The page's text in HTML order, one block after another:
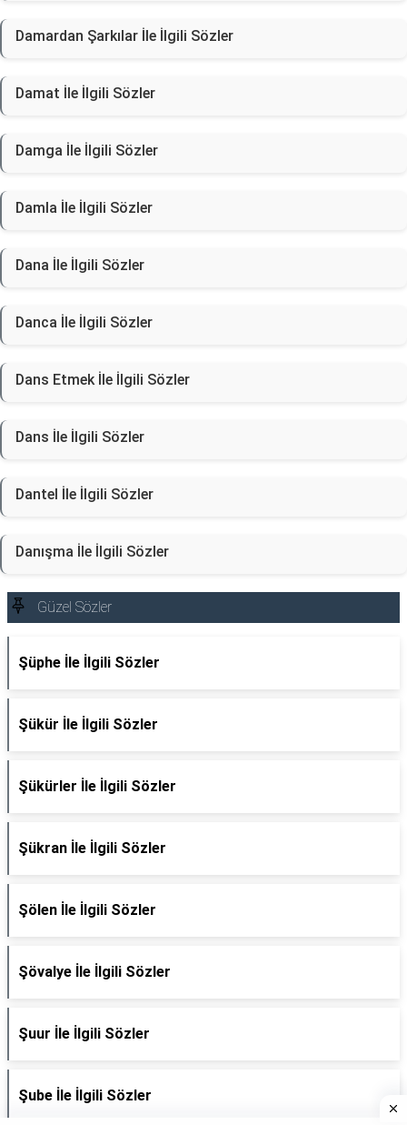
Damardan Şarkılar İle İlgili Sözler
Damat İle İlgili Sözler
Damga İle İlgili Sözler
Damla İle İlgili Sözler
Dana İle İlgili Sözler
Danca İle İlgili Sözler
Dans Etmek İle İlgili Sözler
Dans İle İlgili Sözler
Dantel İle İlgili Sözler
Danışma İle İlgili Sözler
Güzel Sözler
Şüphe İle İlgili Sözler
Şükür İle İlgili Sözler
Şükürler İle İlgili Sözler
Şükran İle İlgili Sözler
Şölen İle İlgili Sözler
Şövalye İle İlgili Sözler
Şuur İle İlgili Sözler
Şube İle İlgili Sözler